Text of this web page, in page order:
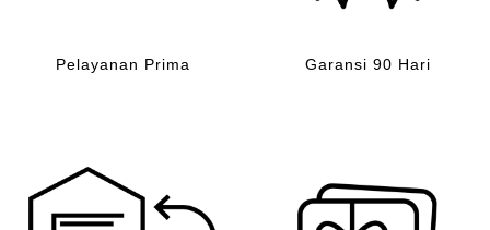
Pelayanan Prima Garansi 90 Hari